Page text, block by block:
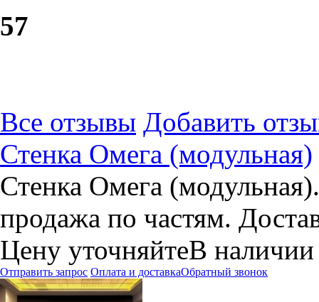
57
Все отзывы Добавить
Стенка Омега (модульная)
Стенка Омега
продажа по частям.
Цену уточняйтеВ наличии
Отправить запрос Оплата и доставкаОбратный звонок